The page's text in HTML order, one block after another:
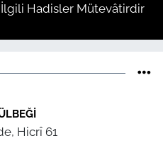
Hadisler Mütevâtirdir
Hicrî 61